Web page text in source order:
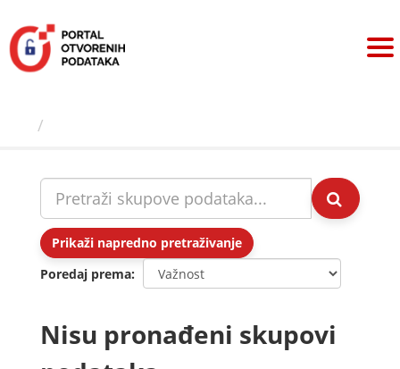
sadržaj
Prikaži napredno pretraživanje
Poredaj prema
Nisu pronađeni skupovi